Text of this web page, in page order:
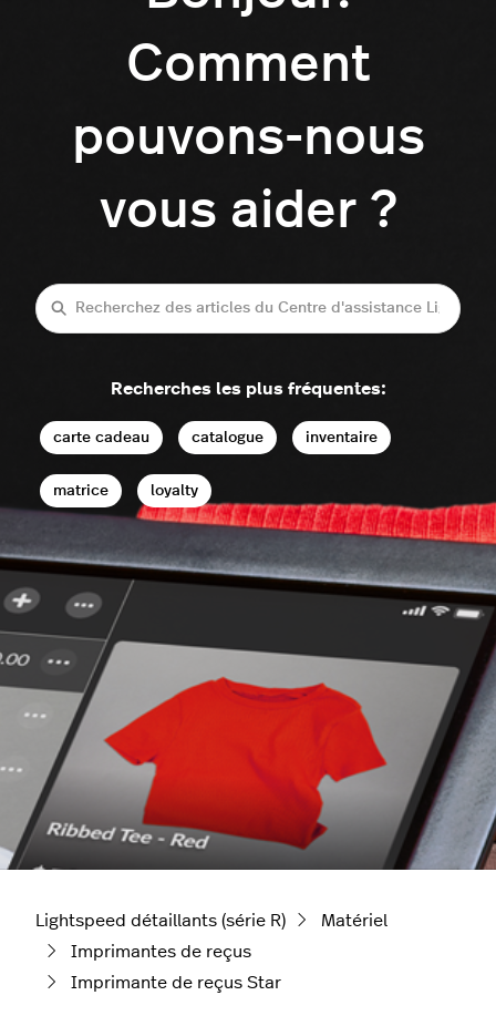
Comment
pouvons-nous
vous aider ?
Recherche
Recherches les plus fréquentes:
carte cadeau catalogue inventaire
matrice loyalty
Lightspeed détaillants (série R)
Matériel
Imprimantes de reçus
Imprimante de reçus Star